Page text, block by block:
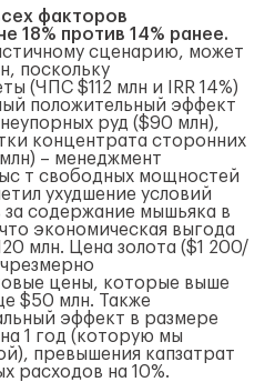
факторов
18% против 14% ранее.
сценарию, может
поскольку
(ЧПС $112 млн и IRR 14%)
положительный эффект
руд ($90 млн),
концентрата сторонних
– менеджмент
т свободных мощностей
ухудшение условий
содержание мышьяка в
экономическая выгода
млн. Цена золота ($1 200/
цены, которые выше
$50 млн. Также
эффект в размере
1 год (которую мы
превышения капзатрат
расходов на 10%.